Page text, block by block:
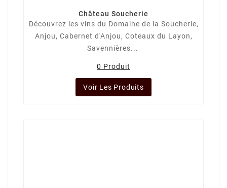
Château Soucherie
Découvrez les vins du Domaine de la Soucherie,
Anjou, Cabernet d'Anjou, Coteaux du Layon,
Savennières...
0 Produit
Voir Les Produits